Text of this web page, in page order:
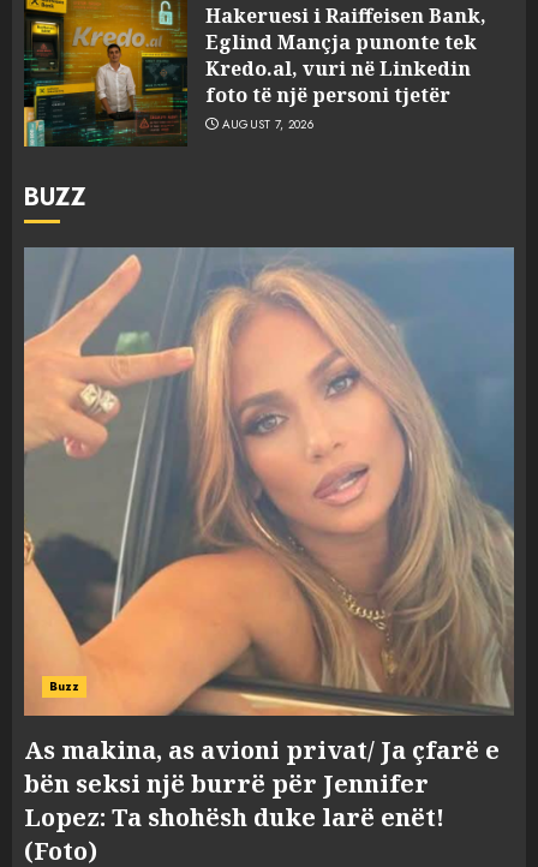
Hakeruesi i Raiffeisen Bank,
Eglind Mançja punonte tek
Kredo.al, vuri në Linkedin
foto të një personi tjetër
AUGUST 7, 2026
BUZZ
Buzz
As makina, as avioni privat/ Ja çfarë e
bën seksi një burrë për Jennifer
Lopez: Ta shohësh duke larë enët!
(Foto)